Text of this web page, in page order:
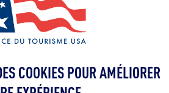
PLUS LOIN
COOKIES POUR AMÉLIORER